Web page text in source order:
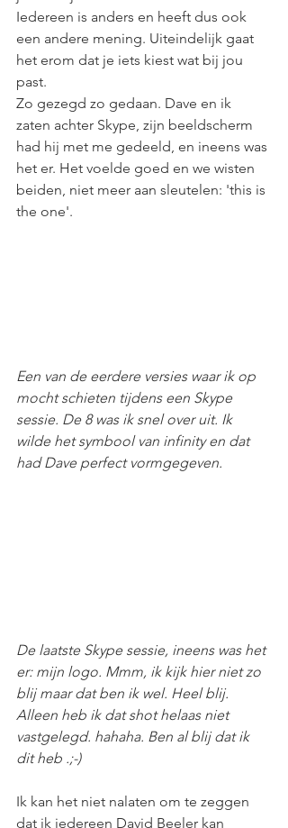
Iedereen is anders en heeft dus ook
een andere mening. Uiteindelijk gaat
het erom dat je iets kiest wat bij jou
past.
Zo gezegd zo gedaan. Dave en ik
zaten achter Skype, zijn beeldscherm
had hij met me gedeeld, en ineens was
het er. Het voelde goed en we wisten
beiden, niet meer aan sleutelen: 'this is
the one'.
Een van de eerdere versies waar ik op
mocht schieten tijdens een Skype
sessie. De 8 was ik snel over uit. Ik
wilde het symbool van infinity en dat
had Dave perfect vormgegeven.
De laatste Skype sessie, ineens was het
er: mijn logo. Mmm, ik kijk hier niet zo
blij maar dat ben ik wel. Heel blij.
Alleen heb ik dat shot helaas niet
vastgelegd. hahaha. Ben al blij dat ik
dit heb .;-)
Ik kan het niet nalaten om te zeggen
dat ik iedereen David Beeler kan